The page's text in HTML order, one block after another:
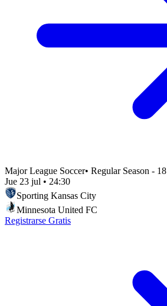
Major League Soccer• Regular Season - 18
Jue 23 jul • 24:30
Sporting Kansas City
Minnesota United FC
Registrarse Gratis